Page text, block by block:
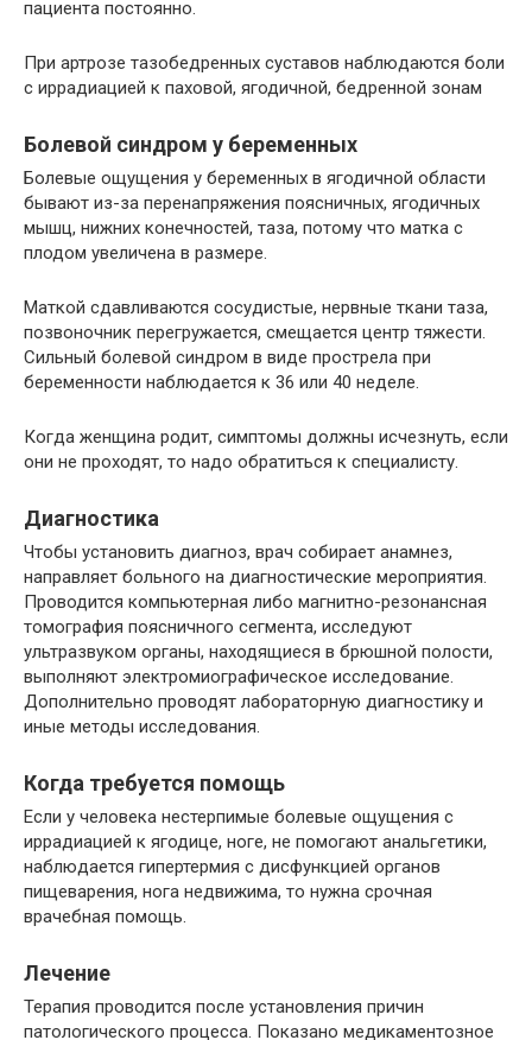
пациента постоянно.
При артрозе тазобедренных суставов наблюдаются боли
с иррадиацией к паховой, ягодичной, бедренной зонам
Болевой синдром у беременных
Болевые ощущения у беременных в ягодичной области
бывают из-за перенапряжения поясничных, ягодичных
мышц, нижних конечностей, таза, потому что матка с
плодом увеличена в размере.
Маткой сдавливаются сосудистые, нервные ткани таза,
позвоночник перегружается, смещается центр тяжести.
Сильный болевой синдром в виде прострела при
беременности наблюдается к 36 или 40 неделе.
Когда женщина родит, симптомы должны исчезнуть, если
они не проходят, то надо обратиться к специалисту.
Диагностика
Чтобы установить диагноз, врач собирает анамнез,
направляет больного на диагностические мероприятия.
Проводится компьютерная либо магнитно-резонансная
томография поясничного сегмента, исследуют
ультразвуком органы, находящиеся в брюшной полости,
выполняют электромиографическое исследование.
Дополнительно проводят лабораторную диагностику и
иные методы исследования.
Когда требуется помощь
Если у человека нестерпимые болевые ощущения с
иррадиацией к ягодице, ноге, не помогают анальгетики,
наблюдается гипертермия с дисфункцией органов
пищеварения, нога недвижима, то нужна срочная
врачебная помощь.
Лечение
Терапия проводится после установления причин
патологического процесса. Показано медикаментозное